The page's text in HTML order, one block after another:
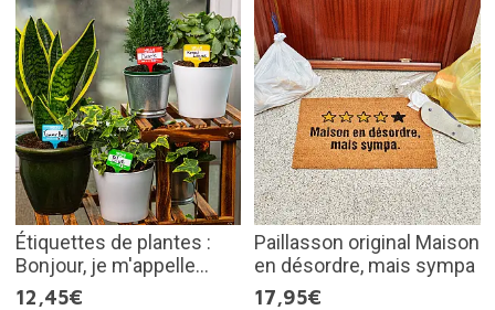
Étiquettes de plantes :
Bonjour, je m'appelle...
12,45€
Paillasson original Maison
en désordre, mais sympa
17,95€